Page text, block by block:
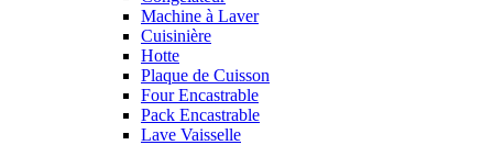
Machine à Laver
Cuisinière
Hotte
Plaque de Cuisson
Four Encastrable
Pack Encastrable
Lave Vaisselle